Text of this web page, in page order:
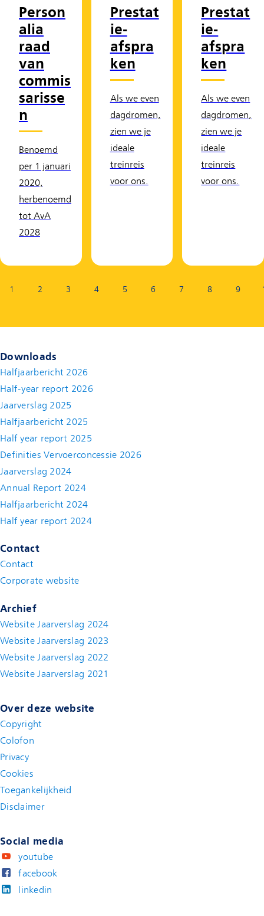
Person
alia
raad
van
commis
sarisse
n
Benoemd
per 1 januari
2020,
herbenoemd
tot AvA
2028
Prestat
ie-
afspra
ken
Als we even
dagdromen,
zien we je
ideale
treinreis
voor ons.
Prestat
ie-
afspra
ken
Als we even
dagdromen,
zien we je
ideale
treinreis
voor ons.
1 2 3 4 5 6 7 8 9
Downloads
Halfjaarbericht 2026
Half-year report 2026
Jaarverslag 2025
Halfjaarbericht 2025
Half year report 2025
Definities Vervoerconcessie 2026
Jaarverslag 2024
Annual Report 2024
Halfjaarbericht 2024
Half year report 2024(new window)
Contact
Contact(new window)
Corporate website
Archief
Website Jaarverslag 2024
Website Jaarverslag 2023
Website Jaarverslag 2022
Website Jaarverslag 2021
Over deze website
Copyright
Colofon
Privacy
Cookies
Toegankelijkheid
Disclaimer(new window)
Social media
youtube
facebook
linkedin